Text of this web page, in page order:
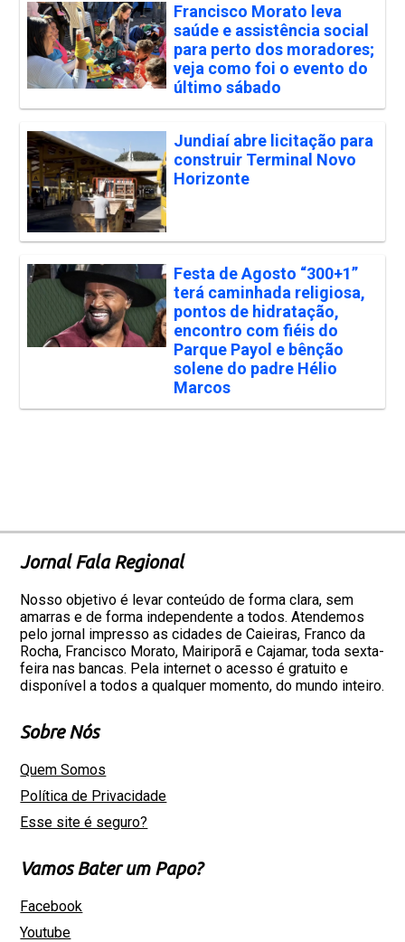
Francisco Morato leva
saúde e assistência social
para perto dos moradores;
veja como foi o evento do
último sábado
Jundiaí abre licitação para
construir Terminal Novo
Horizonte
Festa de Agosto “300+1”
terá caminhada religiosa,
pontos de hidratação,
encontro com fiéis do
Parque Payol e bênção
solene do padre Hélio
Marcos
Jornal Fala Regional
Nosso objetivo é levar conteúdo de forma clara, sem
amarras e de forma independente a todos. Atendemos
pelo jornal impresso as cidades de Caieiras, Franco da
Rocha, Francisco Morato, Mairiporã e Cajamar, toda sexta-
feira nas bancas. Pela internet o acesso é gratuito e
disponível a todos a qualquer momento, do mundo inteiro.
Sobre Nós
Quem Somos
Política de Privacidade
Esse site é seguro?
Vamos Bater um Papo?
Facebook
Youtube